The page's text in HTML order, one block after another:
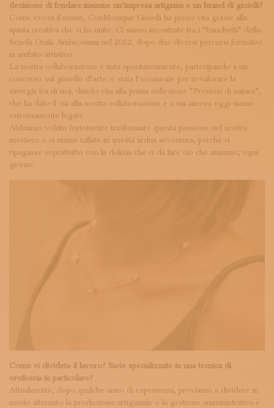
decisione di fondare insieme un’impresa artigiana e un brand di gioielli?
Come evoca il nome, CosMonique Gioielli ha preso vita grazie alla
spinta creativa che ci ha unite. Ci siamo incontrate tra i “banchetti” della
Scuola Orafa Ambrosiana nel 2012, dopo due diversi percorsi formativi
in ambito artistico.
La nostra collaborazione è nata spontaneamente, partecipando a un
concorso sul gioiello d’arte: è stata l’occasione per avvalorare la
sinergia tra di noi, dando vita alla prima collezione “Preziosi di natura”,
che ha dato il via alla nostra collaborazione e a cui ancora oggi siamo
estremamente legate.
Abbiamo voluto fortemente trasformare questa passione nel nostro
mestiere e ci siamo tuffate in questa ardua avventura, perché ci
ripagasse soprattutto con la delizia che ci da fare ciò che amiamo, ogni
giorno.
Come vi dividete il lavoro? Siete specializzate in una tecnica di
oreficeria in particolare?
Attualmente, dopo qualche anno di esperienza, proviamo a dividere in
modo alternato la produzione artigianale e la gestione amministrativa e